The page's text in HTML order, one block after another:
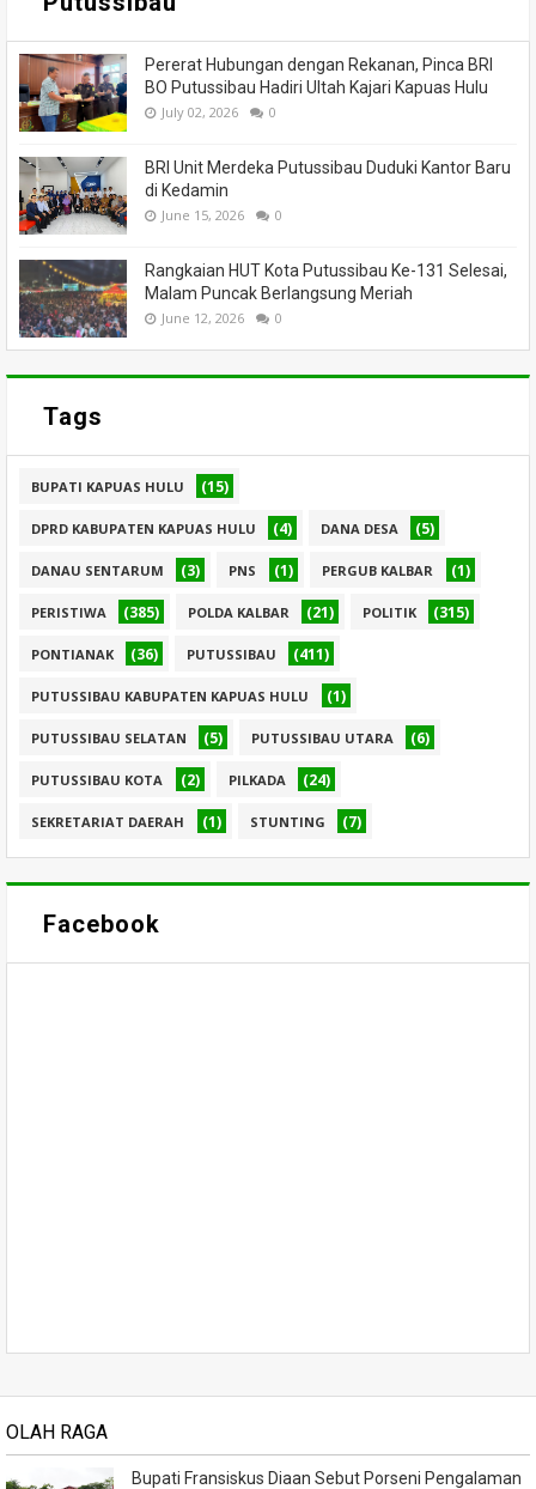
Pererat Hubungan dengan Rekanan, Pinca BRI
BO Putussibau Hadiri Ultah Kajari Kapuas Hulu
July 02, 2026 0
BRI Unit Merdeka Putussibau Duduki Kantor Baru
di Kedamin
June 15, 2026 0
Rangkaian HUT Kota Putussibau Ke-131 Selesai,
Malam Puncak Berlangsung Meriah
June 12, 2026 0
Tags
BUPATI KAPUAS HULU (15)
DPRD KABUPATEN KAPUAS HULU (4) DANA DESA (5)
DANAU SENTARUM (3) PNS (1) PERGUB KALBAR (1)
PERISTIWA (385) POLDA KALBAR (21) POLITIK (315)
PONTIANAK (36) PUTUSSIBAU (411)
PUTUSSIBAU KABUPATEN KAPUAS HULU (1)
PUTUSSIBAU SELATAN (5) PUTUSSIBAU UTARA (6)
PUTUSSIBAU KOTA (2) PILKADA (24)
SEKRETARIAT DAERAH (1) STUNTING (7)
Facebook
OLAH RAGA
Bupati Fransiskus Diaan Sebut Porseni Pengalaman